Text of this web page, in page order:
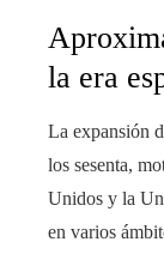
la era
La expansión
los sesenta,
Unidos y la
en varios